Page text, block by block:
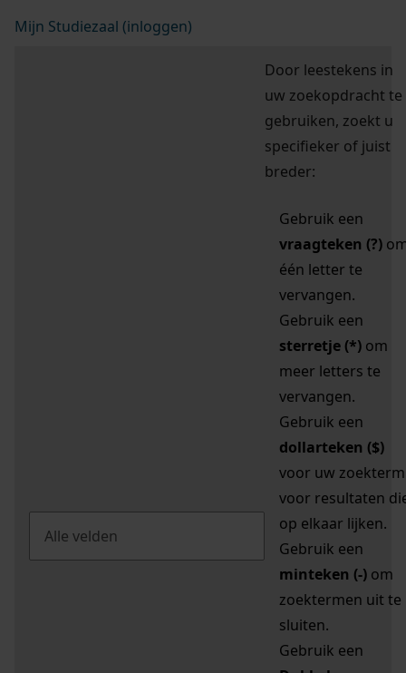
Mijn Studiezaal (inloggen)
Door leestekens in
uw zoekopdracht te
gebruiken, zoekt u
specifieker of juist
breder:
Gebruik een
vraagteken (?)
één letter te
vervangen.
Gebruik een
sterretje (*) om
meer letters te
vervangen.
Gebruik een
dollarteken ($)
voor uw zoekterm
voor resultaten
op elkaar lijken.
Gebruik een
minteken (-) om
zoektermen uit te
sluiten.
Gebruik een